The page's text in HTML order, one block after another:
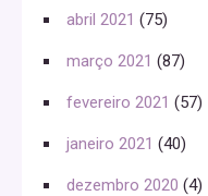
abril 2021 (75)
março 2021 (87)
fevereiro 2021 (57)
janeiro 2021 (40)
dezembro 2020 (4)